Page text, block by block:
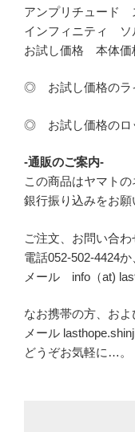
アンプリチュード
インフィニティ
お試し価格 本体価
◎ お試し価格のラ
◎ お試し価格のロ
-通販のご案内-
この商品はヤマトの
銀行振り込みをお願
ご注文、お問い合わ
電話052-502-4424か
メール info（at)
なお携帯の方、およ
メール
どうぞお気軽に…。